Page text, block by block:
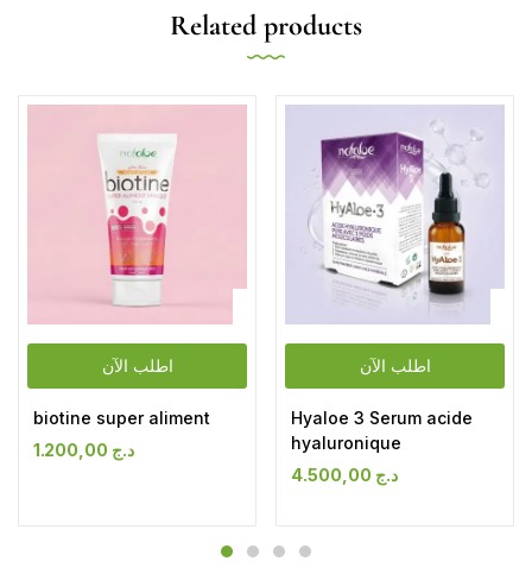
Related products
اطلب الآن
biotine super aliment
د.ج
اطلب الآن
Hyaloe 3 Serum acide
hyaluronique
د.ج